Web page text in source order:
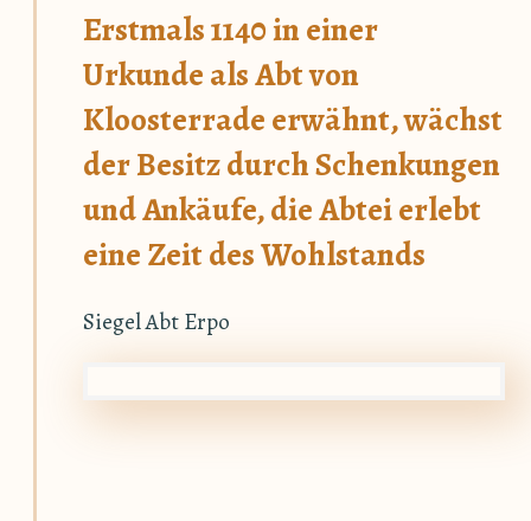
Erstmals 1140 in einer
Urkunde als Abt von
Kloosterrade erwähnt, wächst
der Besitz durch Schenkungen
und Ankäufe, die Abtei erlebt
eine Zeit des Wohlstands
Siegel Abt Erpo